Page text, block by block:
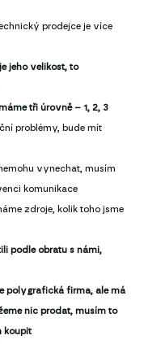
prodejce je více
jeho velikost, to
tři úrovně – 1, 2, 3
problémy, bude mít
vynechat, musím
komunikace
zdroje, kolik toho jsme
podle obratu s námi,
polygrafická firma, ale má
nic prodat, musím to
koupit